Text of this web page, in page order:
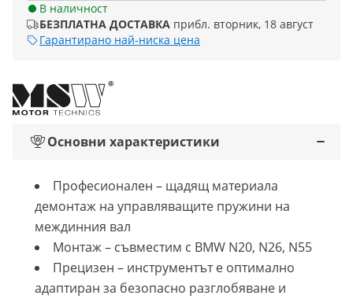
В наличност
БЕЗПЛАТНА ДОСТАВКА прибл. вторник, 18 август
Гарантирано най-ниска цена
Основни характеристики
Професионален – щадящ материала
демонтаж на управляващите пружини на
междинния вал
Монтаж – съвместим с BMW N20, N26, N55
Прецизен – инструментът е оптимално
адаптиран за безопасно разглобяване и